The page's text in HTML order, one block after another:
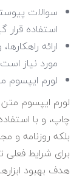
سوالات
استفاده قرار
ارائه
مورد نیاز است
لورم ایپسوم
لورم ایپسوم
چاپ، و با
بلکه روزنامه و
برای شرایط فعلی
هدف بهبود